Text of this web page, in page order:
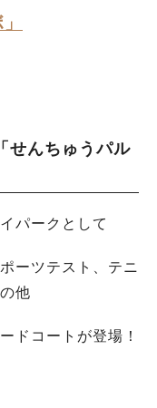
せんちゅうパル
パークとして
ーツテスト、テニ
他
ドコートが登場！